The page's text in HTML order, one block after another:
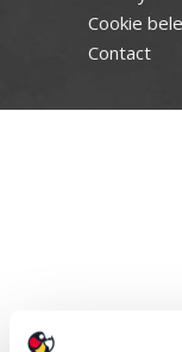
Cookie
Contact